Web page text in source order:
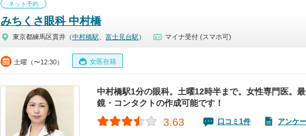
ネット予約
みちくさ眼科 中村橋
東京都練馬区貫井（中村橋駅 富士見台駅 ） マイナ受付 (スマホ可)
土曜（〜12:30） 女医在籍
中村橋駅1分の眼科。土曜12時半まで。女性専門医。
鏡・コンタクトの作成可能です！
3.63 口コミ1件 アンケ